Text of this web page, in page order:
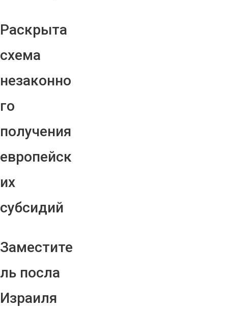
Раскрыта
схема
незаконно
го
получения
европейск
их
субсидий
Заместите
ль посла
Израиля